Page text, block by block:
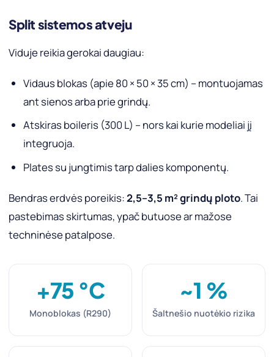
Split sistemos atveju
Viduje reikia gerokai daugiau:
Vidaus blokas (apie 80 × 50 × 35 cm) – montuojamas
ant sienos arba prie grindų.
Atskiras boileris (300 L) – nors kai kurie modeliai jį
integruoja.
Plates su jungtimis tarp dalies komponentų.
Bendras erdvės poreikis:2,5–3,5 m² grindų ploto. Tai
pastebimas skirtumas, ypač butuose ar mažose
techninėse patalpose.
+75 °C
Monoblokas (R290)
~1 %
Šaltnešio nuotėkio rizika